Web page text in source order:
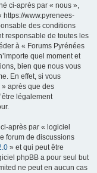
ci-après par « nous »,
https://www.pyrenees-
des conditions
responsable de toutes les
à « Forums Pyrénées
quel moment et
bien que nous vous
En effet, si vous
» après que des
légalement
après par « logiciel
forum de discussions
» et qui peut être
phpBB a pour seul but
ne peut en aucun cas